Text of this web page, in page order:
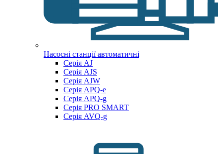
Насосні станції автоматичні
Серія AJ
Серія AJS
Серія AJW
Серія APQ-e
Серія APQ-g
Серія PRO SMART
Серія AVQ-g